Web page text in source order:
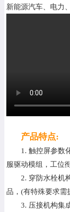
新能源汽车、电力
产品特点:
1. 触控屏参数化
服驱动模组，工位
2. 穿防水栓机构
品，(有特殊要求需
3. 压接机构集成